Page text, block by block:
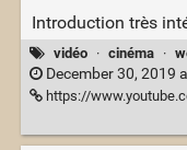
Introduction très
vidéo · cinéma ·
December 30, 2019
https://